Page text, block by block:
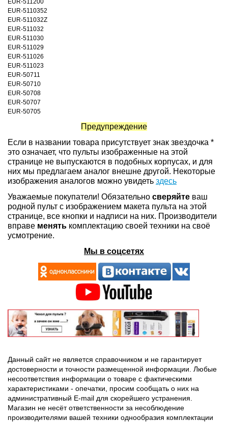
EUR-511200
EUR-5110352
EUR-511032Z
EUR-511032
EUR-511030
EUR-511029
EUR-511026
EUR-511023
EUR-50711
EUR-50710
EUR-50708
EUR-50707
EUR-50705
Предупреждение
Если в названии товара присутствует знак звездочка *
это означает, что пульты изображенные на этой
странице не выпускаются в подобных корпусах, и для
них мы предлагаем аналог внешне другой. Некоторые
изображения аналогов можно увидеть здесь
Уважаемые покупатели! Обязательно сверяйте ваш
родной пульт с изображением макета пульта на этой
странице, все кнопки и надписи на них. Производители
вправе менять комплектацию своей техники на своё
усмотрение.
Мы в соцсетях
Данный сайт не является справочником и не гарантирует
достоверности и точности размещенной информации. Любые
несоответствия информации о товаре с фактическими
характеристиками - опечатки, просим сообщать о них на
административный E-mail для скорейшего устранения.
Магазин не несёт ответственности за несоблюдение
производителями вашей техники однообразия комплектации